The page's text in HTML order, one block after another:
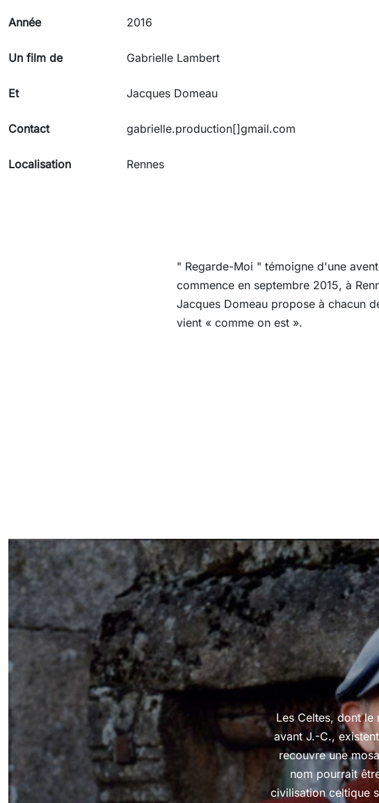
Année 2016
Un film de Gabrielle Lambert
Et Jacques Domeau
Contact gabrielle.production[]gmail.com
Localisation Rennes
" Regarde-Moi " témoigne d'une
commence en septembre 2015, à
Jacques Domeau propose à chacun
vient « comme on est ».
Les Celtes, dont le
avant J.-C.,
recouvre une
nom pourrait
civilisation celtique